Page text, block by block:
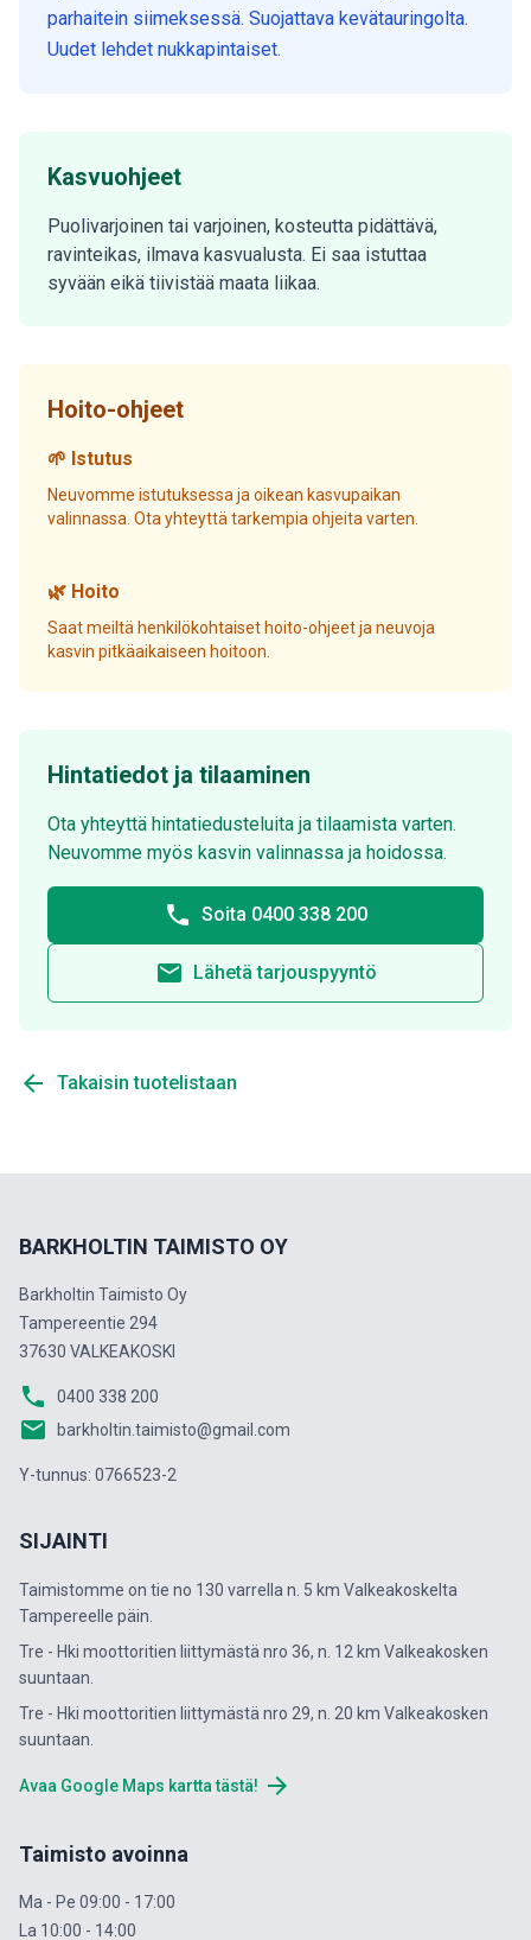
parhaitein siimeksessä. Suojattava kevätauringolta.
Uudet lehdet nukkapintaiset.
Kasvuohjeet
Puolivarjoinen tai varjoinen, kosteutta pidättävä,
ravinteikas, ilmava kasvualusta. Ei saa istuttaa
syvään eikä tiivistää maata liikaa.
Hoito-ohjeet
🌱 Istutus
Neuvomme istutuksessa ja oikean kasvupaikan
valinnassa. Ota yhteyttä tarkempia ohjeita varten.
🌿 Hoito
Saat meiltä henkilökohtaiset hoito-ohjeet ja neuvoja
kasvin pitkäaikaiseen hoitoon.
Hintatiedot ja tilaaminen
Ota yhteyttä hintatiedusteluita ja tilaamista varten.
Neuvomme myös kasvin valinnassa ja hoidossa.
phone Soita 0400 338 200
email Lähetä tarjouspyyntö
arrow_back Takaisin tuotelistaan
BARKHOLTIN TAIMISTO OY
Barkholtin Taimisto Oy
Tampereentie 294
37630 VALKEAKOSKI
phone 0400 338 200
email barkholtin.taimisto@gmail.com
Y-tunnus: 0766523-2
SIJAINTI
Taimistomme on tie no 130 varrella n. 5 km Valkeakoskelta
Tampereelle päin.
Tre - Hki moottoritien liittymästä nro 36, n. 12 km Valkeakosken
suuntaan.
Tre - Hki moottoritien liittymästä nro 29, n. 20 km Valkeakosken
suuntaan.
Avaa Google Maps kartta tästä! arrow_forward
Taimisto avoinna
Ma - Pe 09:00 - 17:00
La 10:00 - 14:00